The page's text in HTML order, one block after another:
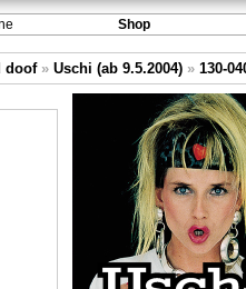
Shop
doof» Uschi (ab 9.5.2004)» 130-